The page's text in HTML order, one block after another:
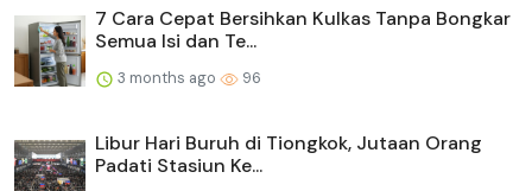
7 Cara Cepat Bersihkan Kulkas Tanpa Bongkar
Semua Isi dan Te...
3 months ago 96
Libur Hari Buruh di Tiongkok, Jutaan Orang
Padati Stasiun Ke...